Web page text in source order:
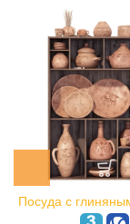
Посуда с
n1